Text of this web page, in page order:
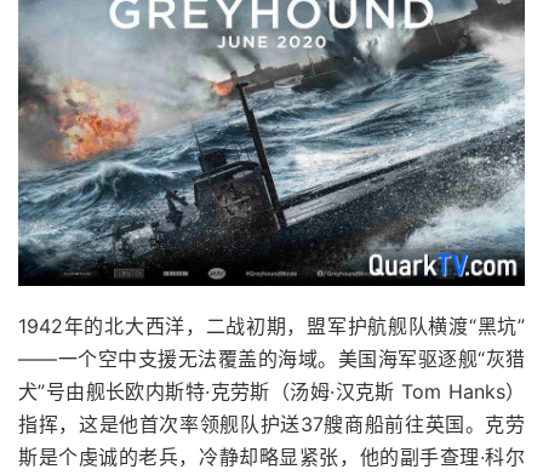
1942年的北大西洋，二战初期，盟军护航舰队横渡“黑坑”
——一个空中支援无法覆盖的海域。美国海军驱逐舰“灰猎
犬”号由舰长欧内斯特·克劳斯（汤姆·汉克斯 Tom Hanks）
指挥，这是他首次率领舰队护送37艘商船前往英国。克劳
斯是个虔诚的老兵，冷静却略显紧张，他的副手查理·科尔